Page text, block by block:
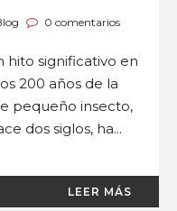
0 comentarios
hito significativo en
200 años de la
pequeño insecto,
dos siglos, ha...
LEER MÁS